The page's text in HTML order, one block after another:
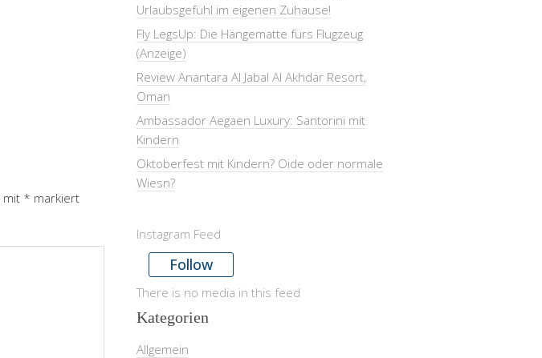
mit * markiert
Urlaubsgefühl im eigenen Zuhause!
Fly LegsUp: Die Hängematte fürs Flugzeug
(Anzeige)
Review Anantara Al Jabal Al Akhdar Resort,
Oman
Ambassador Aegaen Luxury: Santorini mit
Kindern
Oktoberfest mit Kindern? Oide oder normale
Wiesn?
Instagram Feed
Follow
There is no media in this feed
Kategorien
Allgemein